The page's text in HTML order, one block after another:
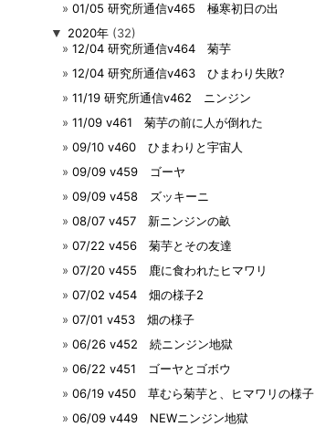
01/05 研究所通信v465 極寒初日の出
▼ 2020年(32)
12/04 研究所通信v464 菊芋
12/04 研究所通信v463 ひまわり失敗?
11/19 研究所通信v462 ニンジン
11/09 v461 菊芋の前に人が倒れた
09/10 v460 ひまわりと宇宙人
09/09 v459 ゴーヤ
09/09 v458 ズッキーニ
08/07 v457 新ニンジンの畝
07/22 v456 菊芋とその友達
07/20 v455 鹿に食われたヒマワリ
07/02 v454 畑の様子2
07/01 v453 畑の様子
06/26 v452 続ニンジン地獄
06/22 v451 ゴーヤとゴボウ
06/19 v450 草むら菊芋と、ヒマワリの様子
06/09 v449 NEWニンジン地獄